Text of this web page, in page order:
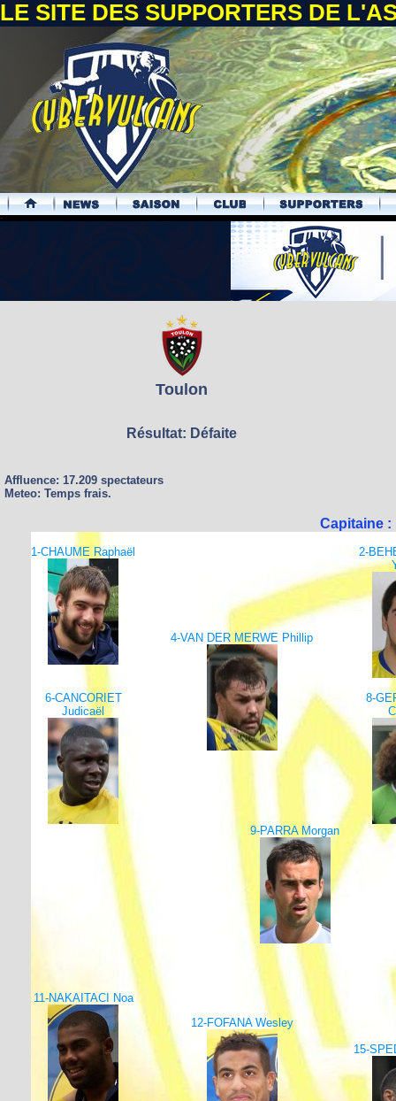
LE SITE DES SUPPORTERS DE
.
Toulon
Résultat: Défaite
Affluence: 17.209 spectateurs
Meteo: Temps frais.
Capitaine :
1-CHAUME Raphaël
2-
4-VAN DER MERWE Phillip
6-CANCORIET
Judicaël
8-
9-PARRA Morgan
11-NAKAITACI Noa
12-FOFANA Wesley
15-